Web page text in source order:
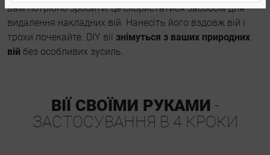
вам потрібно зробити, це скористатися засобом для
видалення накладних вій. Нанесіть його вздовж вій і
трохи почекайте. DIY вії знімуться з ваших природних
вій без особливих зусиль.
ВІЇ СВОЇМИ РУКАМИ -
ЗАСТОСУВАННЯ В 4 КРОКИ